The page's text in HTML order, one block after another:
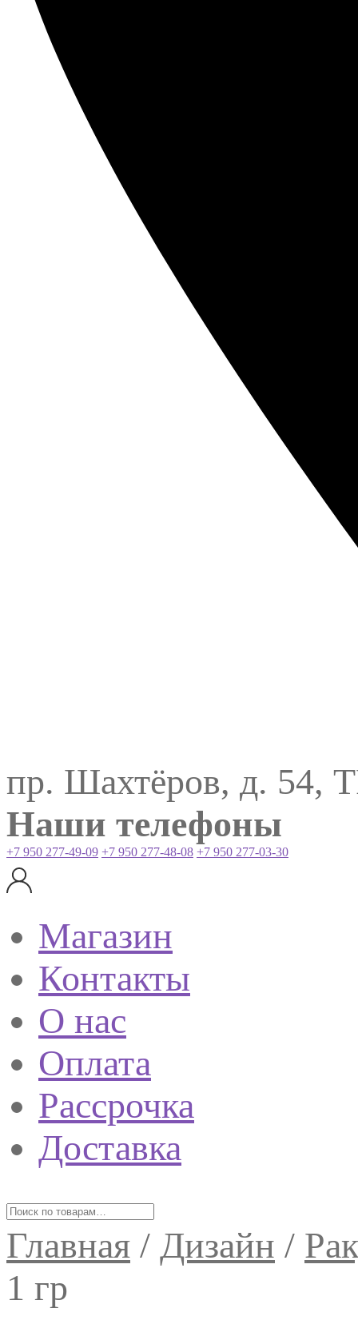
пр. Шахтёров, д. 54,
Наши телефоны
+7 950 277-49-09 +7 950 277-48-08 +7 950 277-03-30
Магазин
Контакты
О нас
Оплата
Рассрочка
Доставка
Главная / Дизайн /
1 гр